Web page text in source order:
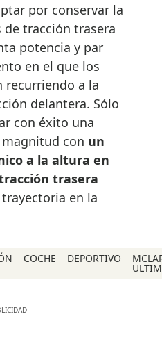
por conservar la
de tracción trasera
potencia y par
en el que los
recurriendo a la
delantera. Sólo
con éxito una
con un
a la altura en
trasera
en la
COCHE DEPORTIVO